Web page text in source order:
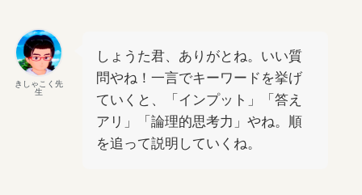
きしゃこく先
生
しょうた君、ありがとね。いい質
問やね！一言でキーワードを挙げ
ていくと、「インプット」「答え
アリ」「論理的思考力」やね。順
を追って説明していくね。